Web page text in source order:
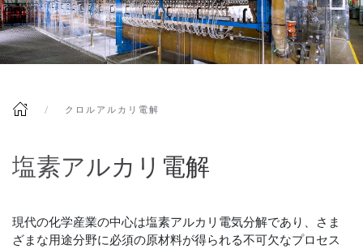
クロルアルカリ電解
塩素アルカリ電解
現代の化学産業の中心は塩素アルカリ電気分解であり、さま
ざまな用途分野に必須の原材料が得られる不可欠なプロセス